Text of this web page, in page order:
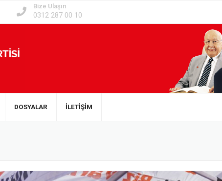
Bize Ulaşın
0312 287 00 10
DOSYALAR İLETİŞİM